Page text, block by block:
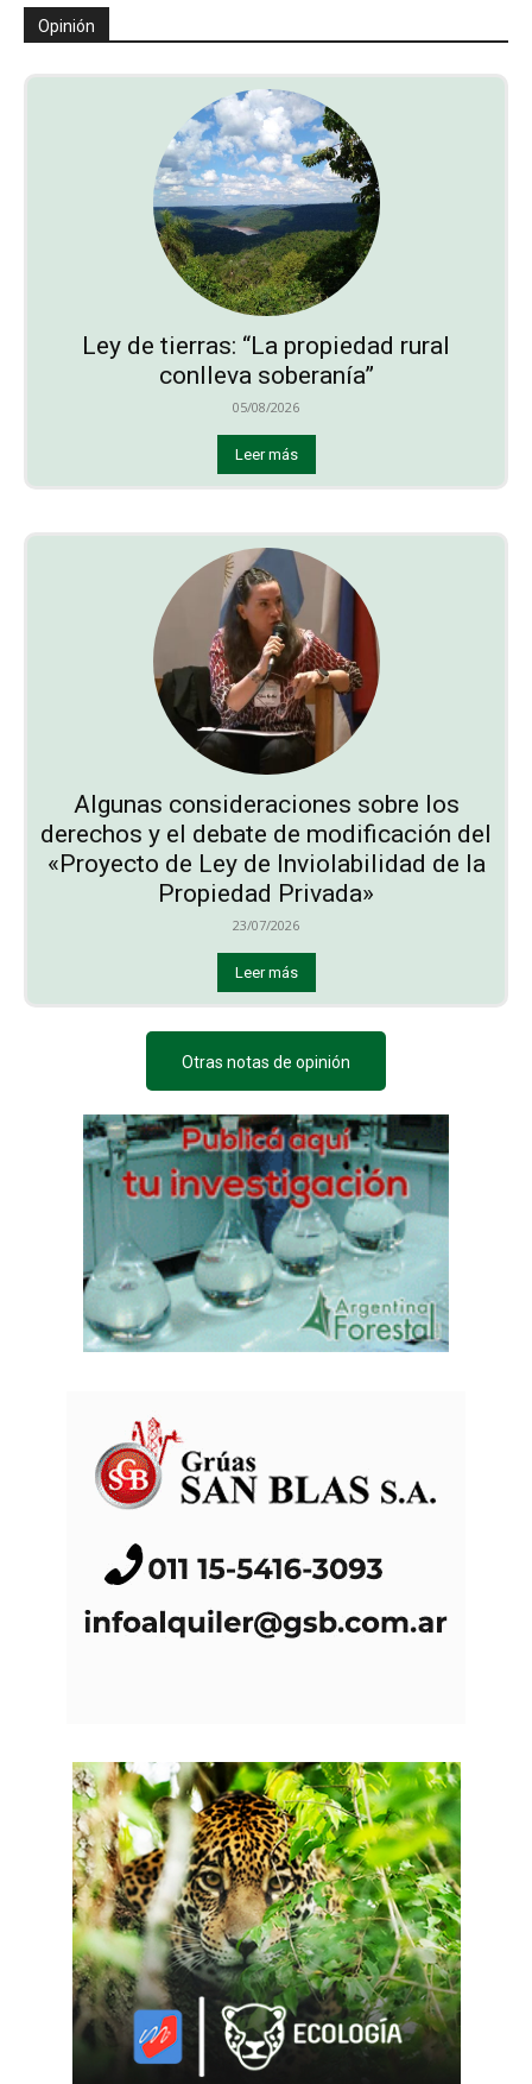
Opinión
Ley de tierras: “La propiedad rural
conlleva soberanía”
05/08/2026
Leer más
Algunas consideraciones sobre los
derechos y el debate de modificación del
«Proyecto de Ley de Inviolabilidad de la
Propiedad Privada»
23/07/2026
Leer más
Otras notas de opinión